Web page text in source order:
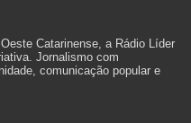
Catarinense, a Rádio Líder
Jornalismo com
comunicação popular e